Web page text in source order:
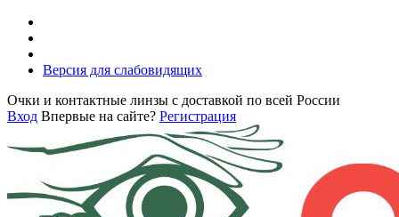
Версия для слабовидящих
Очки и контактные линзы с доставкой по всей России
Вход Впервые на сайте? Регистрация